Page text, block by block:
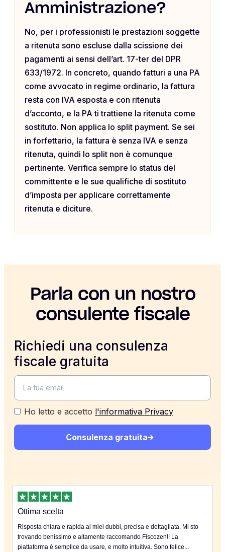
Amministrazione?
No, per i professionisti le prestazioni soggette
a ritenuta sono escluse dalla scissione dei
pagamenti ai sensi dell’art. 17-ter del DPR
633/1972. In concreto, quando fatturi a una PA
come avvocato in regime ordinario, la fattura
resta con IVA esposta e con ritenuta
d’acconto, e la PA ti trattiene la ritenuta come
sostituto. Non applica lo split payment. Se sei
in forfettario, la fattura è senza IVA e senza
ritenuta, quindi lo split non è comunque
pertinente. Verifica sempre lo status del
committente e le sue qualifiche di sostituto
d’imposta per applicare correttamente
ritenuta e diciture.
Parla con un nostro
consulente fiscale
Richiedi una consulenza
fiscale gratuita
Ho letto e accetto l'informativa Privacy
Consulenza gratuita
Ottima scelta
Risposta chiara e rapida ai miei dubbi, precisa e dettagliata. Mi sto
trovando benissimo e altamente raccomando Fiscozen!! La
piattaforma è semplice da usare, e molto intuitiva. Sono felice...